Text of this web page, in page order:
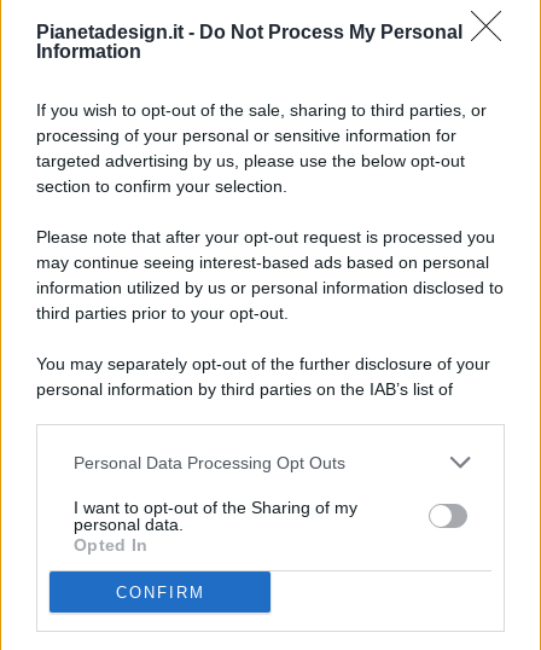
Pianetadesign.it - Do Not Process My Personal
Information
If you wish to opt-out of the sale, sharing to third parties, or
processing of your personal or sensitive information for
targeted advertising by us, please use the below opt-out
section to confirm your selection.
Please note that after your opt-out request is processed you
may continue seeing interest-based ads based on personal
information utilized by us or personal information disclosed to
third parties prior to your opt-out.
You may separately opt-out of the further disclosure of your
personal information by third parties on the IAB’s list of
This information may also be disclosed by us to third parties
disclose it to other third parties.
Personal Data Processing Opt Outs
I want to opt-out of the Sharing of my
personal data.
Opted In
CONFIRM
© 2026 - Pianeta Design - P.IVA 04827280654 - Testata
Registrata Al Tribunale Di Nocera Inferiore N. 8/2020 - RG N.
ISCRIZIONE AL ROC N. 35792 – ISCRITTA ALL’ANSO
(ASSOCIAZIONE NAZIONALE STAMPA ONLINE)
PREFERENZE PRIVACY